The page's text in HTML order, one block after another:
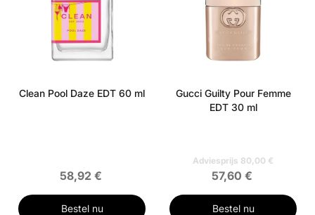
Clean Pool Daze EDT 60 ml
58,92 €
Bestel nu
Gucci Guilty Pour Femme
EDT 30 ml
Adviesprijs 80,00 €
57,60 €
Bestel nu